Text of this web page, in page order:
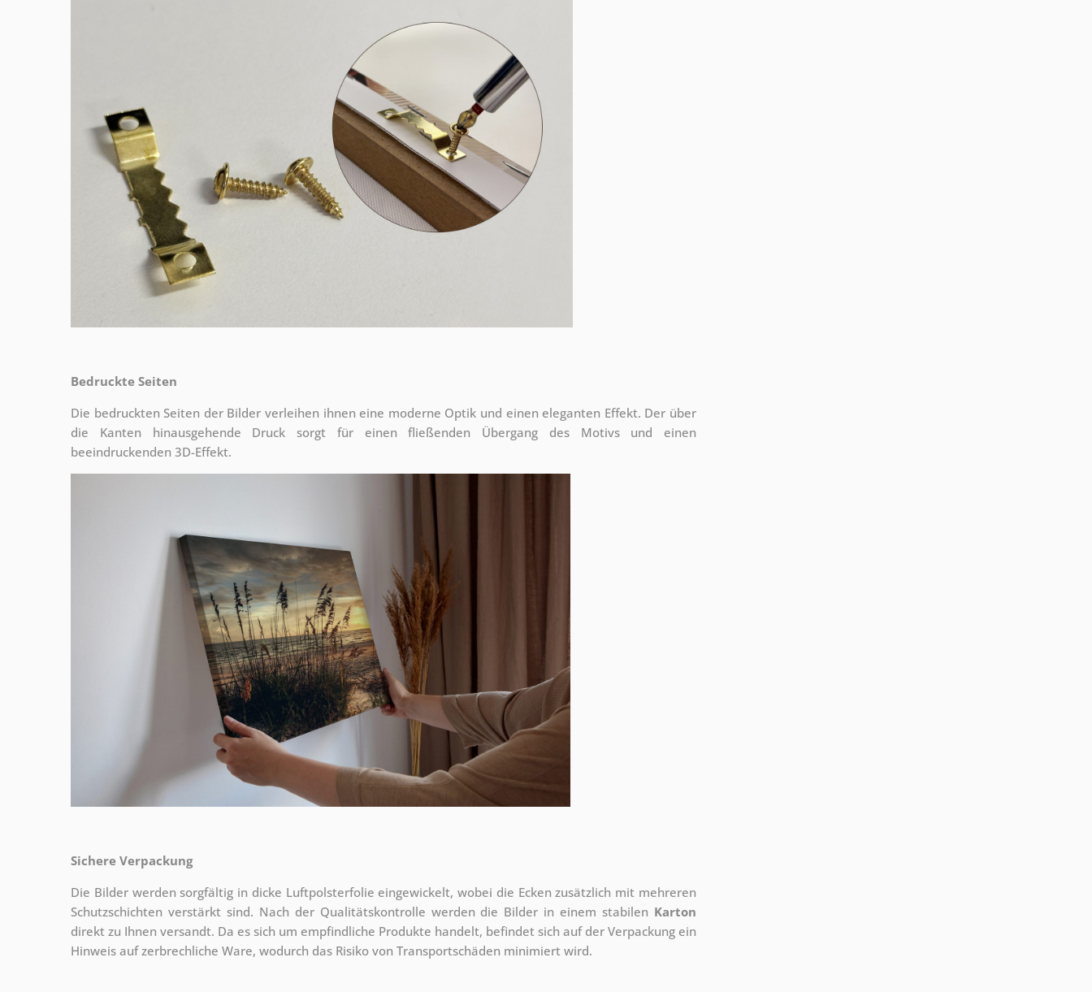
Bedruckte Seiten
Die bedruckten Seiten der Bilder verleihen ihnen eine moderne Optik und einen eleganten Effekt. Der über
die Kanten hinausgehende Druck sorgt für einen fließenden Übergang des Motivs und einen
beeindruckenden 3D-Effekt.
Sichere Verpackung
Die Bilder werden sorgfältig in dicke Luftpolsterfolie eingewickelt, wobei die Ecken zusätzlich mit mehreren
Schutzschichten verstärkt sind. Nach der Qualitätskontrolle werden die Bilder in einem stabilen Karton
direkt zu Ihnen versandt. Da es sich um empfindliche Produkte handelt, befindet sich auf der Verpackung ein
Hinweis auf zerbrechliche Ware, wodurch das Risiko von Transportschäden minimiert wird.